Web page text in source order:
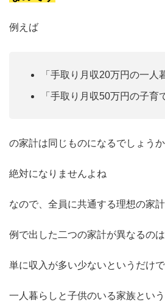
例えば
「手取り月収20万円の一人
「手取り月収50万円の子育
の家計は同じものになるでしょうか
絶対になりませんよね
なので、全員に共通する理想の家
例で出した二つの家計が異なるのは
単に収入が多い少ないというだけで
一人暮らしと子供のいる家族とい